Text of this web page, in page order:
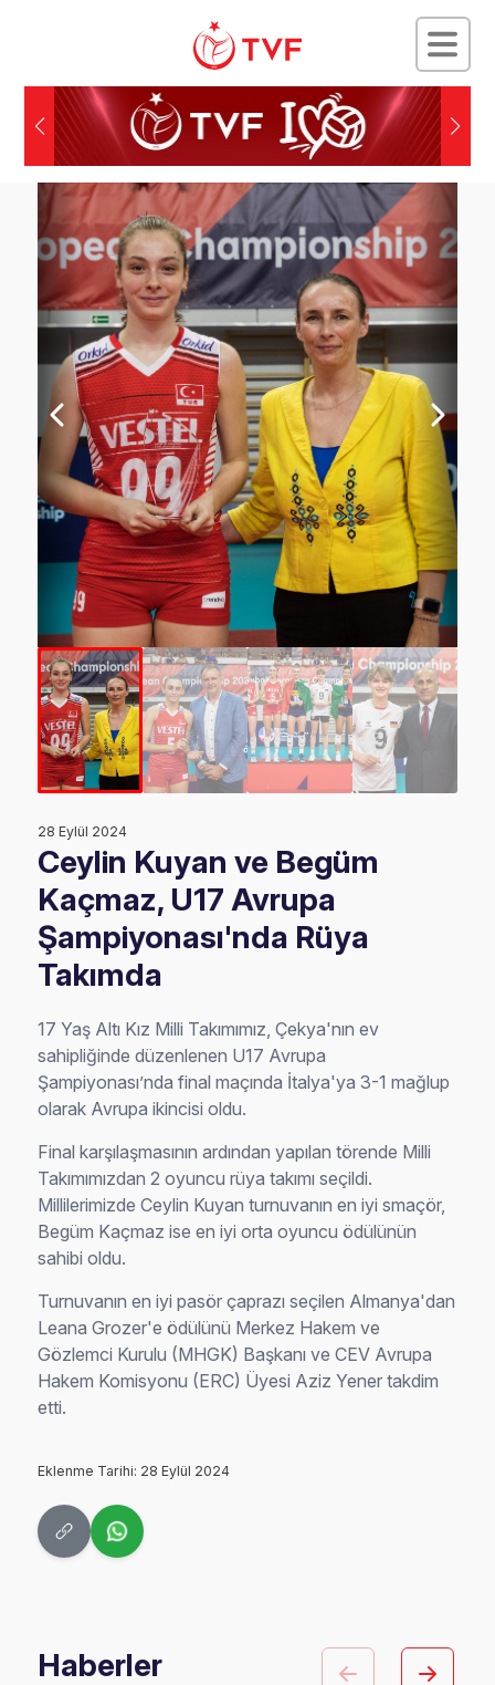
28 Eylül 2024
Ceylin Kuyan ve Begüm
Kaçmaz, U17 Avrupa
Şampiyonası'nda Rüya
Takımda
17 Yaş Altı Kız Milli Takımımız, Çekya'nın ev
sahipliğinde düzenlenen U17 Avrupa
Şampiyonası’nda final maçında İtalya'ya 3-1 mağlup
olarak Avrupa ikincisi oldu.
Final karşılaşmasının ardından yapılan törende Milli
Takımımızdan 2 oyuncu rüya takımı seçildi.
Millilerimizde Ceylin Kuyan turnuvanın en iyi smaçör,
Begüm Kaçmaz ise en iyi orta oyuncu ödülünün
sahibi oldu.
Turnuvanın en iyi pasör çaprazı seçilen Almanya'dan
Leana Grozer'e ödülünü Merkez Hakem ve
Gözlemci Kurulu (MHGK) Başkanı ve CEV Avrupa
Hakem Komisyonu (ERC) Üyesi Aziz Yener takdim
etti.
Eklenme Tarihi: 28 Eylül 2024
Haberler